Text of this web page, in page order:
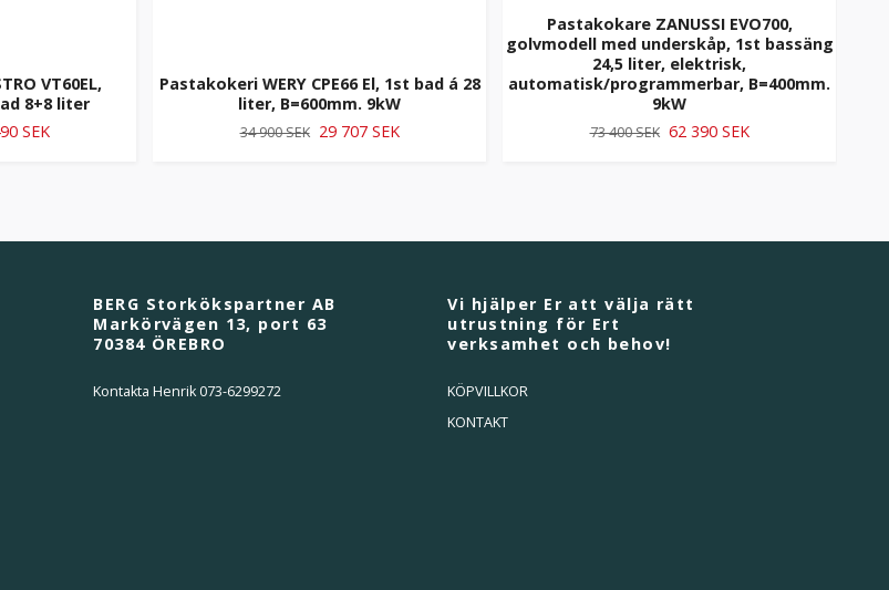
VT60EL,
8+8 liter
SEK
Pastakokeri WERY CPE66 El, 1st bad á 28
liter, B=600mm. 9kW
34 900 SEK 29 707 SEK
Pastakokare ZANUSSI EVO700,
golvmodell med underskåp, 1st bassäng
24,5 liter, elektrisk,
automatisk/programmerbar, B=400mm.
9kW
73 400 SEK 62 390 SEK
BERG Storkökspartner AB
Markörvägen 13, port 63
70384 ÖREBRO
Kontakta Henrik 073-6299272
Vi hjälper Er att välja rätt
utrustning för Ert
verksamhet och behov!
KÖPVILLKOR
KONTAKT